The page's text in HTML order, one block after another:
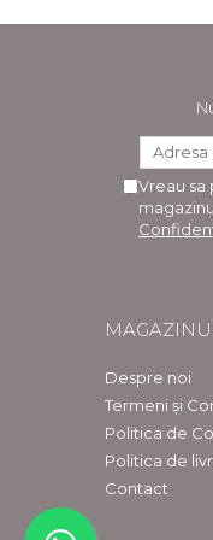
Vreau
Despre noi
Termeni și
Politica de
Politica de
Contact